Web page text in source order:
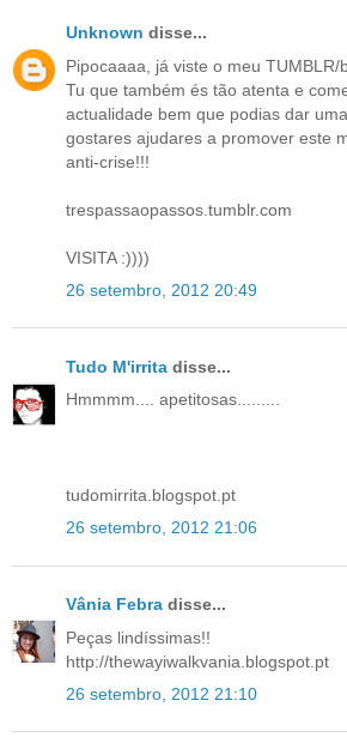
Unknown disse...
Pipocaaaa, já viste o meu TUMBLR/
Tu que também és tão atenta e
actualidade bem que podias dar
gostares ajudares a promover este
anti-crise!!!
trespassaopassos.tumblr.com
VISITA :))))
26 setembro, 2012 20:49
Tudo M'irrita disse...
Hmmmm.... apetitosas.........
tudomirrita.blogspot.pt
26 setembro, 2012 21:06
Vânia Febra disse...
Peças lindíssimas!!
http://thewayiwalkvania.blogspot.pt
26 setembro, 2012 21:10